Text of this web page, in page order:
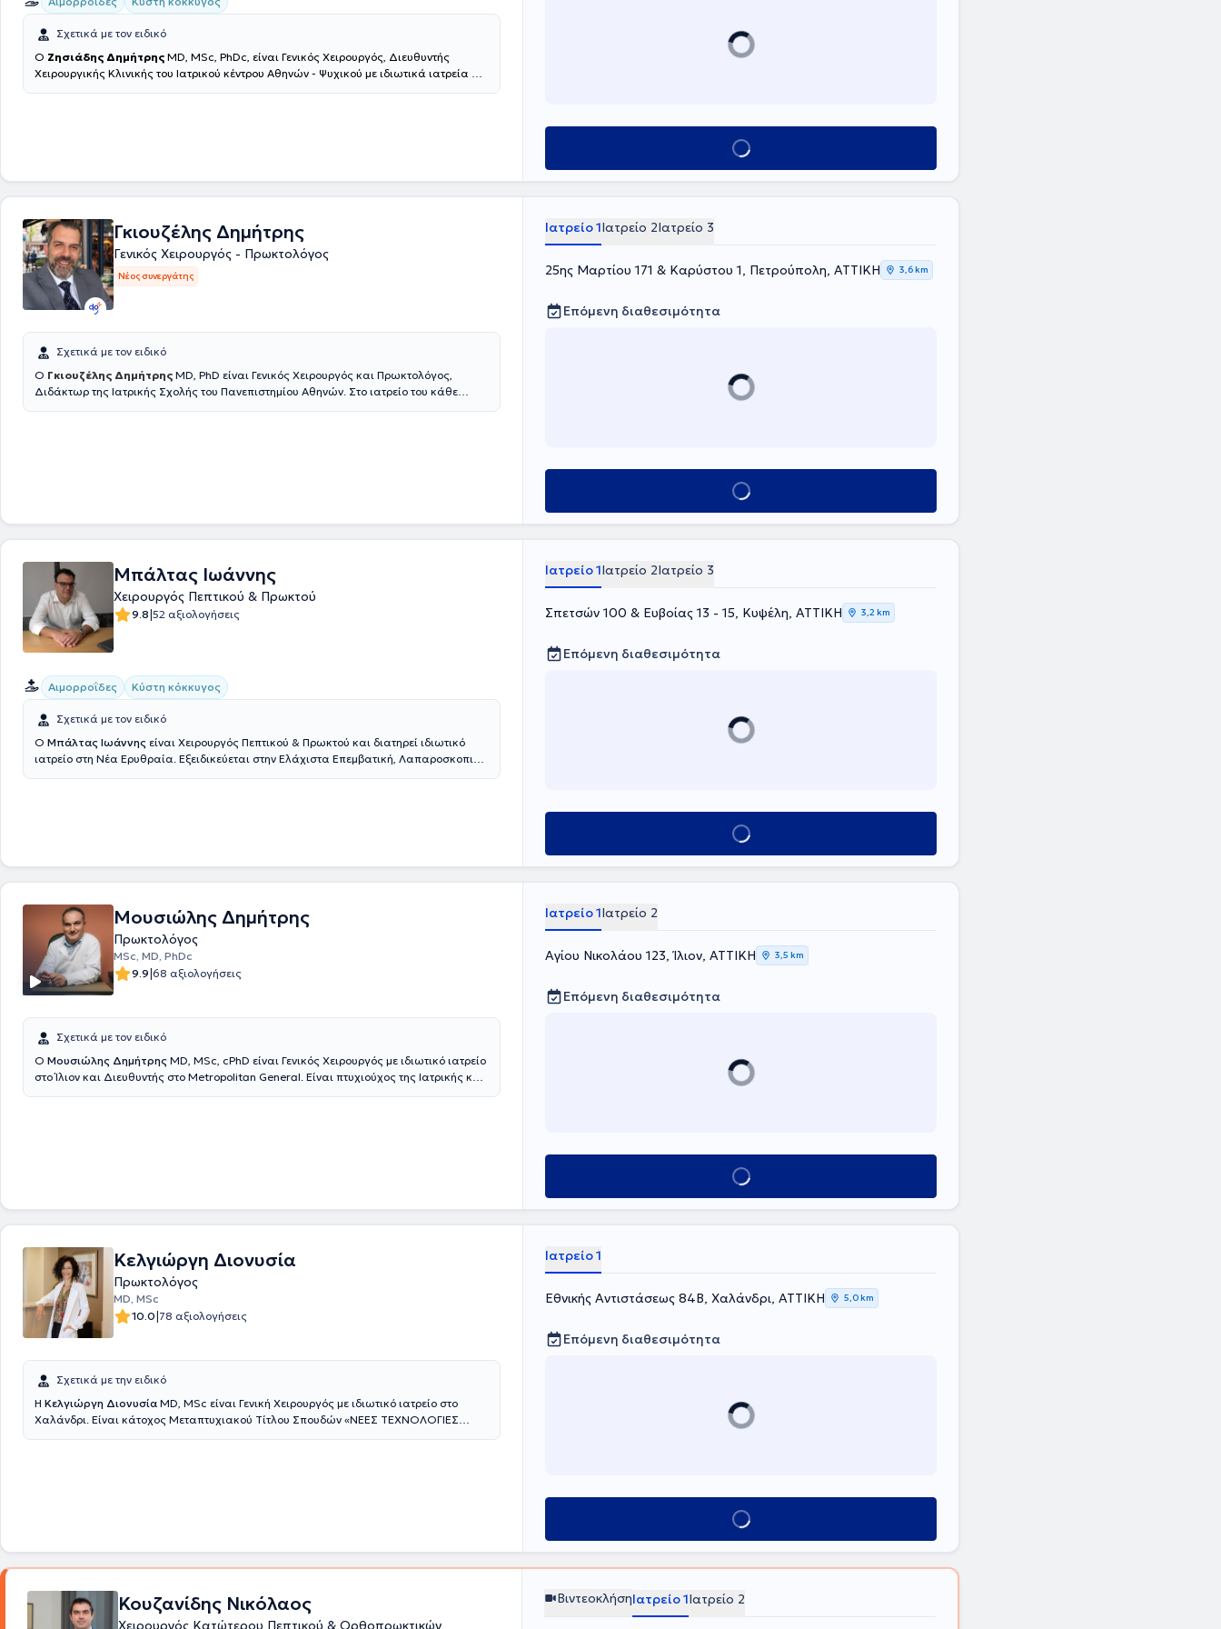
Σχετικά με τον ειδικό
Ο Ζησιάδης Δημήτρης MD, MSc, PhDc, είναι Γενικός Χειρουργός, Διευθυντής
Χειρουργικής Κλινικής του Ιατρικού κέντρου Αθηνών - Ψυχικού με ιδιωτικά ιατρεία σε
επεμβάσεων χιλιάδων ασθενών, βαρέων πασχόντων, κατά τη διάρκεια του
χειρουργικού του έργου στο δημόσιο τομέα, καθώς και σε πληθώρα σύγχρονων
χειρουργικών αποκαταστάσεων στο εξωτερικό, με επιμονή για την εκτέλεση των
μεθόδων αυτών και στην Ελλάδα. Υπήρξε συνεργάτης Χειρουργός σε πολυάριθμα
ιδιωτικά κέντρα σε Ελλάδα, Ιταλία και Αγγλία (Λονδίνο), και έλαβε μέρος σε πολλές
επεμβάσεις γενικής, λαπαροσκοπικής και ρομποτικής χειρουργικής. Χρησιμοποιεί τον
πιο σύγχρονο εξοπλισμό και τις πιο σύγχρονες τεχνικές παγκοσμίως. Εκπαιδεύτηκε
επίσης στην αποκατάσταση της βουβωνοκήλης, της οσχεοκήλης και της κοιλιοκήλης
με διπλό πλέγμα και τοπική αναισθησία. Τέλος, έχει συμμετάσχει σε πολυάριθμα
συνέδρια Χειρουργικής στην Ελλάδα και σε μαθήματα της Ελληνικής Χειρουργικής
Εταιρείας.
Κλείσε ραντεβού
Γκιουζέλης Δημήτρης
Γενικός Χειρουργός - Πρωκτολόγος
Νέος συνεργάτης
Σχετικά με τον ειδικό
Ο Γκιουζέλης Δημήτρης MD, PhD είναι Γενικός Χειρουργός και Πρωκτολόγος,
Διδάκτωρ της Ιατρικής Σχολής του Πανεπιστημίου Αθηνών. Στο ιατρείο του κάθε
Εξειδικεύεται στην Προηγμένη Λαπαροσκοπική Χειρουργική / Ελάχιστα Επεμβατική
Χειρουργική και στη Χειρουργική Ογκολογία. Τέλος, μέσα από τη συνεχή του
Καρκίνου του Μαστού. Έχει μεγάλη χειρουργική εμπειρία, καθώς έχει
πραγματοποιήσει πάνω από 4000 επεμβάσεις έως σήμερα, με απόλυτη επιτυχία.
Τέλος, ο γιατρός είναι μέλος του Ιατρικού Συλλόγου Αθηνών, του Ιατρικού Συλλόγου
Μεγάλης Βρετανίας και της Ελληνικής Χειρουργικής Εταιρείας και συνεργάζεται με
όλες τις ιδιωτικές ασφάλειες.
Ιατρείο 1Ιατρείο 2Ιατρείο 3
25ης Μαρτίου 171 & Καρύστου 1, Πετρούπολη, ΑΤΤΙΚΗ 3,6 km
Επόμενη διαθεσιμότητα
Κλείσε ραντεβού
Μπάλτας Ιωάννης
Χειρουργός Πεπτικού & Πρωκτού
9.8|52 αξιολογήσεις
Αιμορροΐδες Κύστη κόκκυγος
Σχετικά με τον ειδικό
Ο Μπάλτας Ιωάννης είναι Χειρουργός Πεπτικού & Πρωκτού και διατηρεί ιδιωτικό
ιατρείο στη Νέα Ερυθραία. Εξειδικεύεται στην Ελάχιστα Επεμβατική, Λαπαροσκοπική
Ιατρείο 1Ιατρείο 2Ιατρείο 3
Σπετσών 100 & Ευβοίας 13 - 15, Κυψέλη, ΑΤΤΙΚΗ 3,2 km
Επόμενη διαθεσιμότητα
Κλείσε ραντεβού
Μουσιώλης Δημήτρης
Πρωκτολόγος
MSc, MD, PhDc
9.9|68 αξιολογήσεις
Σχετικά με τον ειδικό
Ο Μουσιώλης Δημήτρης MD, MSc, cPhD είναι Γενικός Χειρουργός με ιδιωτικό ιατρείο
στο Ίλιον και Διευθυντής στο Metropolitan General. Είναι πτυχιούχος της Ιατρικής και
Εξειδικεύεται στην σύγχρονη αντιμετώπιση των περιπρωκτικών παθήσεων και έχει
λάβει ειδική εκπαίδευση στην ελάχιστα επεμβατική θεραπεία των περιπρωκτικών
ραγάδων,κονδυλωμάτων) με τη χρήση ειδικών χειρουργικών laser (LHP, SiLAC, FiLaC)
καθώς και στη θεραπεία της αιμορροϊδοπάθειας με τη χρήση υπερήχων. Μέχρι και
σήμερα είναι συνεργάτης Γενικός Χειρουργός του Ιατρικού Κέντρου Αθηνών, της
Βιοκλινικής Αθηνών και του Ομίλου Affidea - Ευρωϊατρική. Έχει δημοσιεύσει
επιστημονικά άρθρα σε έγκριτα διεθνή ιατρικά περιοδικά και μετέχει σε
εξειδικευμένες ιατρικές εκδηλώσεις στην Ελλάδα και στο εξωτερικό. Τέλος, ο ιατρός
της Ελληνικής Επιστημονικής Εταιρείας Ρομποτικής Χειρουργικής, της Clinical Robotic
Surgery Assosiation, καθώς και του European Resuscitation Council.
Ιατρείο 1Ιατρείο 2
Αγίου Νικολάου 123, Ίλιον, ΑΤΤΙΚΗ 3,5 km
Επόμενη διαθεσιμότητα
Κλείσε ραντεβού
Κελγιώργη Διονυσία
Πρωκτολόγος
MD, MSc
10.0|78 αξιολογήσεις
Σχετικά με την ειδικό
Η Κελγιώργη Διονυσία MD, MSc είναι Γενική Χειρουργός με ιδιωτικό ιατρείο στο
Χαλάνδρι. Είναι κάτοχος Μεταπτυχιακού Τίτλου Σπουδών «ΝΕΕΣ ΤΕΧΝΟΛΟΓΙΕΣ
Χειρουργική (Λαπαροσκοπική και Ρομποτική Χειρουργική, Χειρουγικό Laser), καθώς
και στην χειρουργική ογκολογία. Έχει διατελέσει Επιμελήτρια Χειρουργός στην
General, ενώ έχει υπάρξει για τρία έτη στην ίδια θέση στην Ευρωκλινική Αθηνών.
Επιπροσθέτως, ήταν Επιμελήτρια Χειρουργός στο πιστοποιημένο Κέντρο Αριστείας
Ιατρείο 1
Εθνικής Αντιστάσεως 84Β, Χαλάνδρι, ΑΤΤΙΚΗ 5,0 km
Επόμενη διαθεσιμότητα
Κλείσε ραντεβού
Κουζανίδης Νικόλαος
Χειρουργός Κατώτερου Πεπτικού & Ορθοπρωκτικών
ΒιντεοκλήσηΙατρείο 1Ιατρείο 2